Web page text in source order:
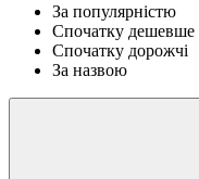
За популярністю
Спочатку дешевше
Спочатку дорожчі
За назвою